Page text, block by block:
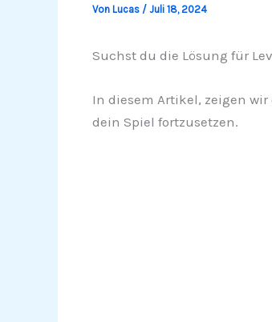
Von Lucas / Juli 18, 2024
Suchst du die Lösung für
In diesem Artikel, zeigen
dein Spiel fortzusetzen.